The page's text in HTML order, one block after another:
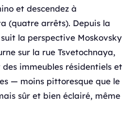
et descendez à
(quatre arrêts). Depuis la
la perspective Moskovsky
sur la rue Tsvetochnaya,
immeubles résidentiels et
— moins pittoresque que le
sûr et bien éclairé, même